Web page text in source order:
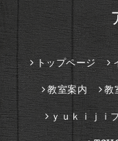
トップページ
教室案内 教
ｙｕｋｉｊｉ